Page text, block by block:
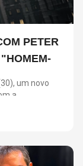
PETER
um novo
a
divide a cena
do filme.